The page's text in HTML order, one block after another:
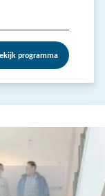
programma